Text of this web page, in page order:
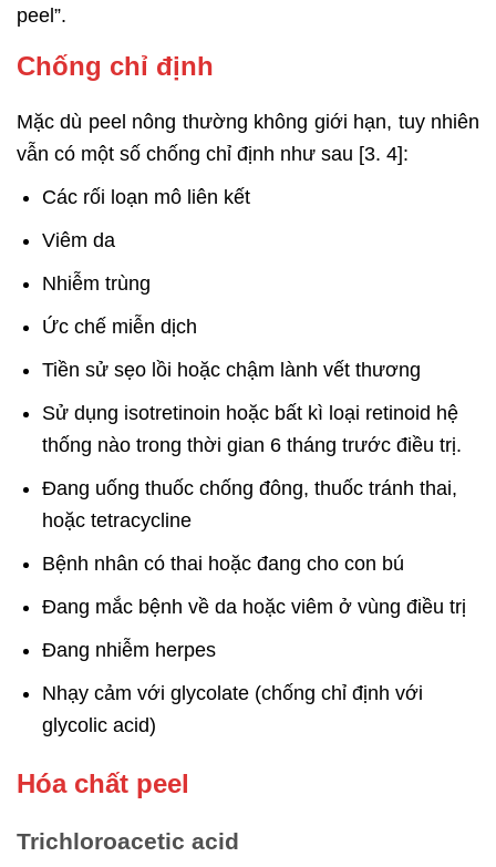
peel”.
Chống chỉ định
Mặc dù peel nông thường không giới hạn, tuy nhiên
vẫn có một số chống chỉ định như sau [3. 4]:
Các rối loạn mô liên kết
Viêm da
Nhiễm trùng
Ức chế miễn dịch
Tiền sử sẹo lồi hoặc chậm lành vết thương
Sử dụng isotretinoin hoặc bất kì loại retinoid hệ
thống nào trong thời gian 6 tháng trước điều trị.
Đang uống thuốc chống đông, thuốc tránh thai,
hoặc tetracycline
Bệnh nhân có thai hoặc đang cho con bú
Đang mắc bệnh về da hoặc viêm ở vùng điều trị
Đang nhiễm herpes
Nhạy cảm với glycolate (chống chỉ định với
glycolic acid)
Hóa chất peel
Trichloroacetic acid